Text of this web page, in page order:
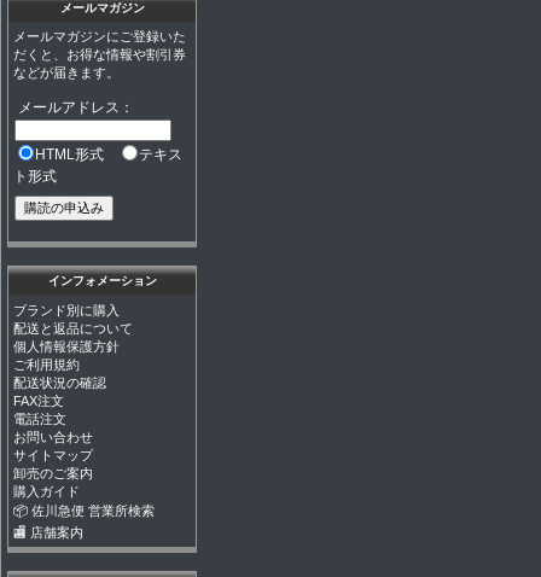
メールマガジン
メールマガジンにご登録いた
だくと、お得な情報や割引券
などが届きます。
メールアドレス：
HTML形式
テキス
ト形式
インフォメーション
ブランド別に購入
配送と返品について
個人情報保護方針
ご利用規約
配送状況の確認
FAX注文
電話注文
お問い合わせ
サイトマップ
卸売のご案内
購入ガイド
📦 佐川急便 営業所検索
🏬 店舗案内